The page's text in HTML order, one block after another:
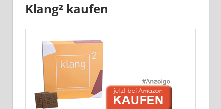
Klang² kaufen